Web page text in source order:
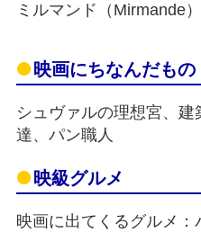
ミルマンド（Mirmande）
映画にちなんだもの
シュヴァルの理想宮、
達、パン職人
映級グルメ
映画に出てくるグルメ